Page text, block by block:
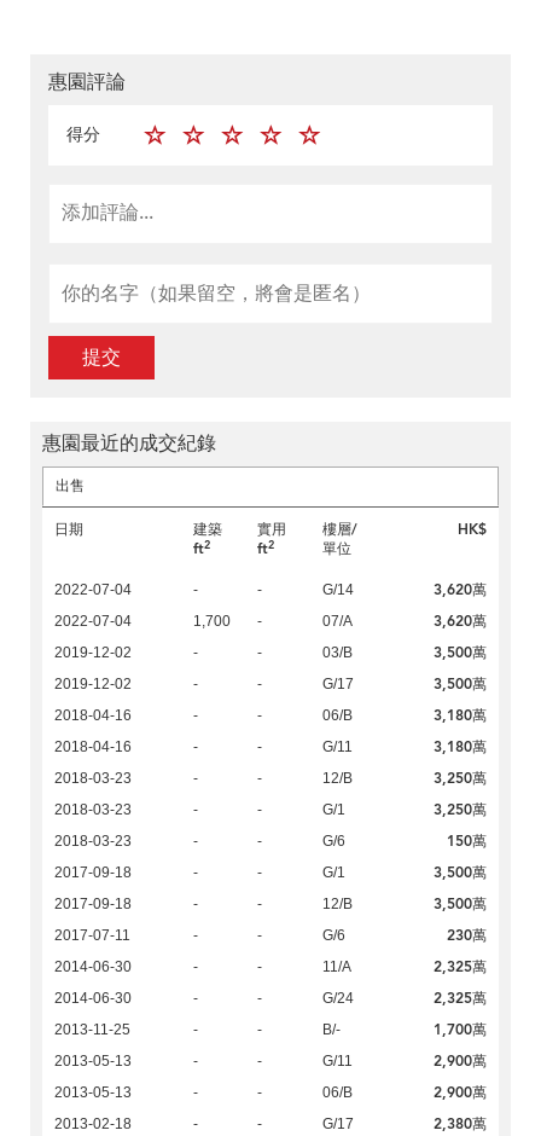
惠園評論
得分
提交
惠園最近的成交紀錄
出售
日期
建築
ft2
實用
ft2
樓層/
單位
HK$
2022-07-04 - - G/14 3,620萬
2022-07-04 1,700 - 07/A 3,620萬
2019-12-02 - - 03/B 3,500萬
2019-12-02 - - G/17 3,500萬
2018-04-16 - - 06/B 3,180萬
2018-04-16 - - G/11 3,180萬
2018-03-23 - - 12/B 3,250萬
2018-03-23 - - G/1 3,250萬
2018-03-23 - - G/6 150萬
2017-09-18 - - G/1 3,500萬
2017-09-18 - - 12/B 3,500萬
2017-07-11 - - G/6 230萬
2014-06-30 - - 11/A 2,325萬
2014-06-30 - - G/24 2,325萬
2013-11-25 - - B/- 1,700萬
2013-05-13 - - G/11 2,900萬
2013-05-13 - - 06/B 2,900萬
2013-02-18 - - G/17 2,380萬